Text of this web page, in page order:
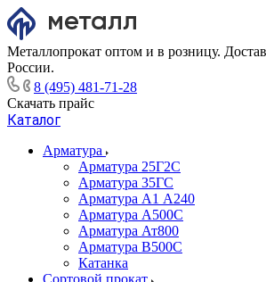
Металлопрокат оптом и в розницу.
России.
8 (495) 481-71-28
Скачать прайс
Каталог
Арматура
Арматура 25Г2С
Арматура 35ГС
Арматура А1 А240
Арматура А500С
Арматура Ат800
Арматура В500С
Катанка
Сортовой прокат